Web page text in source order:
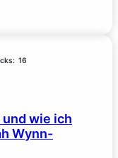
16
wie ich
Wynn-